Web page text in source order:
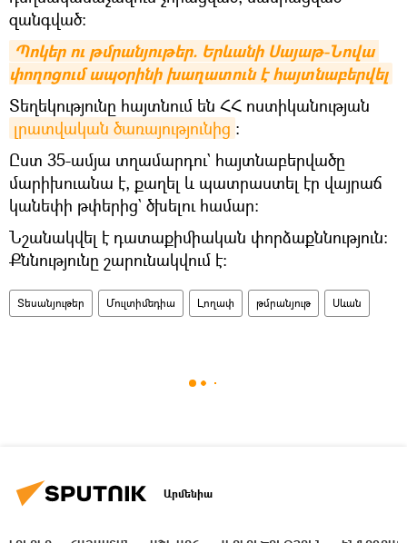
զանգված:
Պոկեր ու թմրանյութեր. Երևանի Սայաթ-Նովա
փողոցում ապօրինի խաղատուն է հայտնաբերվել
Տեղեկությունը հայտնում են ՀՀ ոստիկանության
լրատվական ծառայությունից ։
Ըստ 35-ամյա տղամարդու` հայտնաբերվածը
մարիխուանա է, քաղել և պատրաստել էր վայրաճ
կանեփի թփերից` ծխելու համար:
Նշանակվել է դատաքիմիական փորձաքննություն:
Քննությունը շարունակվում է:
Տեսանյութեր Մուլտիմեդիա Լողափ թմրանյութ Սևան
Արմենիա